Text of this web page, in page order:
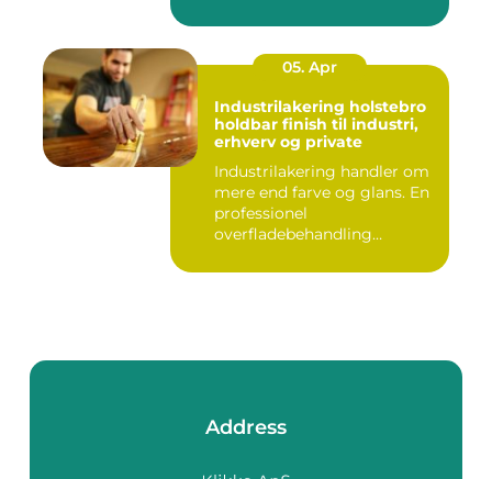
05. Apr
Industrilakering holstebro
holdbar finish til industri,
erhverv og private
Industrilakering handler om
mere end farve og glans. En
professionel
overfladebehandling
Address